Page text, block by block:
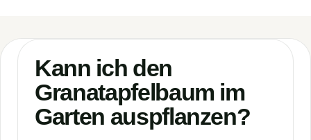
Kann ich den
Granatapfelbaum im
Garten auspflanzen?